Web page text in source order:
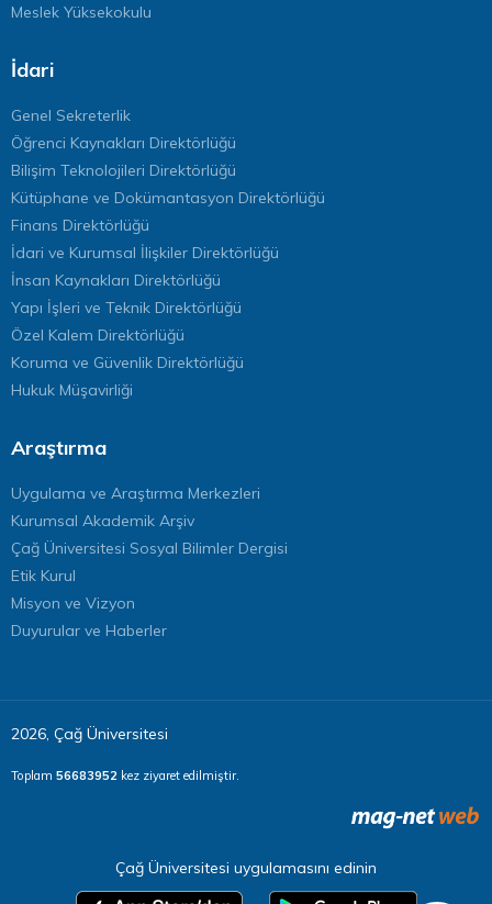
Meslek Yüksekokulu
İdari
Genel Sekreterlik
Öğrenci Kaynakları Direktörlüğü
Bilişim Teknolojileri Direktörlüğü
Kütüphane ve Dokümantasyon Direktörlüğü
Finans Direktörlüğü
İdari ve Kurumsal İlişkiler Direktörlüğü
İnsan Kaynakları Direktörlüğü
Yapı İşleri ve Teknik Direktörlüğü
Özel Kalem Direktörlüğü
Koruma ve Güvenlik Direktörlüğü
Hukuk Müşavirliği
Araştırma
Uygulama ve Araştırma Merkezleri
Kurumsal Akademik Arşiv
Çağ Üniversitesi Sosyal Bilimler Dergisi
Etik Kurul
Misyon ve Vizyon
Duyurular ve Haberler
2026, Çağ Üniversitesi
Toplam 56683952 kez ziyaret edilmiştir.
Çağ Üniversitesi uygulamasını edinin